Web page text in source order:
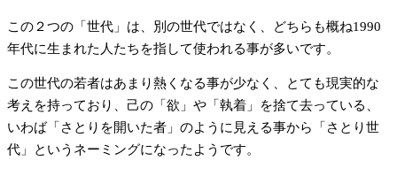
この２つの「世代」は、別の世代ではなく、どちらも概ね1990
年代に生まれた人たちを指して使われる事が多いです。
この世代の若者はあまり熱くなる事が少なく、とても現実的な
考えを持っており、己の「欲」や「執着」を捨て去っている、
いわば「さとりを開いた者」のように見える事から「さとり世
代」というネーミングになったようです。